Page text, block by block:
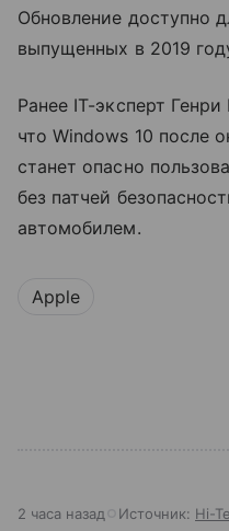
Обновление доступно
выпущенных в 2019
Ранее IT-эксперт
что Windows 10 после
станет опасно
без патчей
автомобилем.
Apple
2 часа назад Источник: Hi-